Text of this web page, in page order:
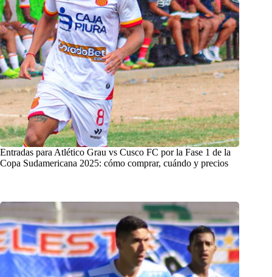
Entradas para Atlético Grau vs Cusco FC por la Fase 1 de la
Copa Sudamericana 2025: cómo comprar, cuándo y precios